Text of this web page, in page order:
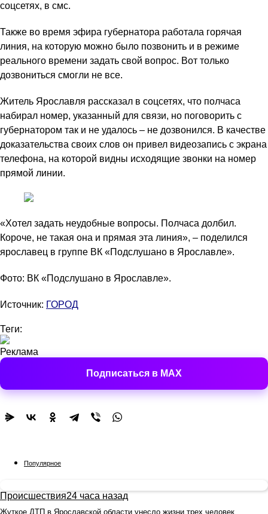
соцсетях, в смс.
Также во время эфира губернатора работала горячая
линия, на которую можно было позвонить и в режиме
реального времени задать свой вопрос. Вот только
дозвониться смогли не все.
Житель Ярославля рассказал в соцсетях, что полчаса
набирал номер, указанный для связи, но поговорить с
губернатором так и не удалось – не дозвонился. В качестве
доказательства своих слов он привел видеозапись с экрана
телефона, на которой видны исходящие звонки на номер
прямой линии.
«Хотел задать неудобные вопросы. Полчаса долбил.
Короче, не такая она и прямая эта линия», – поделился
ярославец в группе ВК «Подслушано в Ярославле».
Фото: ВК «Подслушано в Ярославле».
Источник: ГОРОД
Теги:
Реклама
Подписаться в MAX
Популярное
Происшествия24 часа назад
Жуткое ДТП в Ярославской области унесло жизни трех человек